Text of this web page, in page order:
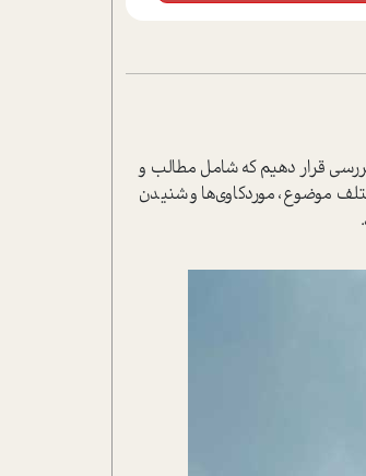
قرار دهیم که شامل مطالب و
موضوع، موردکاوی‌ها و شنیدن